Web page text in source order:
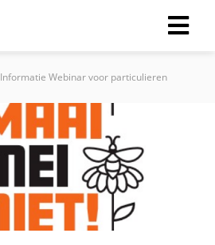
Informatie Webinar voor particulieren